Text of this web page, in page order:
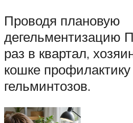
Проводя плановую
дегельментизацию
раз в квартал,
кошке
гельминтозов.